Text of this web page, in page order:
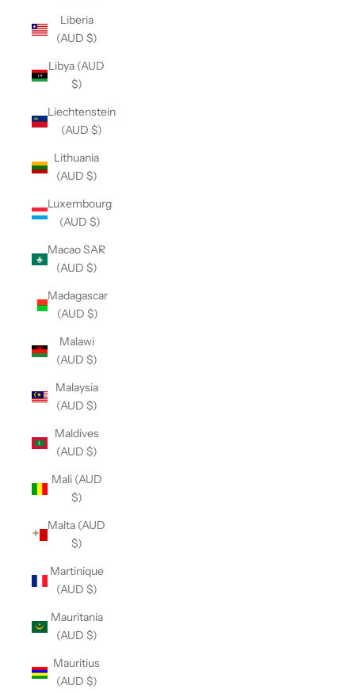
Liberia
(AUD $)
Libya (AUD
$)
Liechtenstein
(AUD $)
Lithuania
(AUD $)
Luxembourg
(AUD $)
Macao SAR
(AUD $)
Madagascar
(AUD $)
Malawi
(AUD $)
Malaysia
(AUD $)
Maldives
(AUD $)
Mali (AUD
$)
Malta (AUD
$)
Martinique
(AUD $)
Mauritania
(AUD $)
Mauritius
(AUD $)